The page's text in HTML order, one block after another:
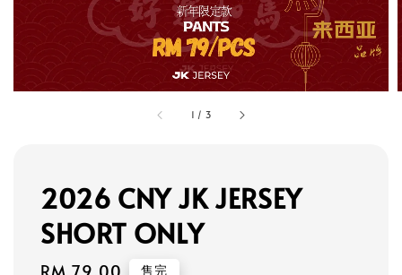
1 / 3
2026 CNY JK JERSEY
SHORT ONLY
售完